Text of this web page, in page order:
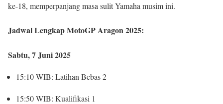
ke-18, memperpanjang masa sulit Yamaha musim ini.
Jadwal Lengkap MotoGP Aragon 2025:
Sabtu, 7 Juni 2025
15:10 WIB: Latihan Bebas 2
15:50 WIB: Kualifikasi 1